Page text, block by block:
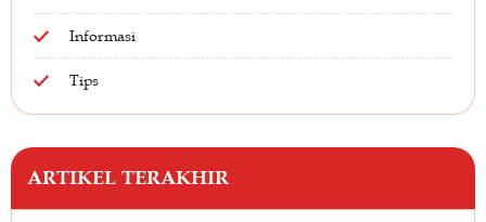
Informasi
Tips
ARTIKEL TERAKHIR